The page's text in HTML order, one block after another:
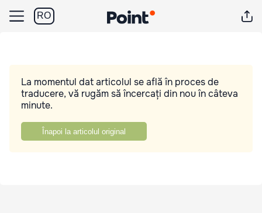
RO
La momentul dat articolul se află în proces de
traducere, vă rugăm să încercați din nou în câteva
minute.
Înapoi la articolul original